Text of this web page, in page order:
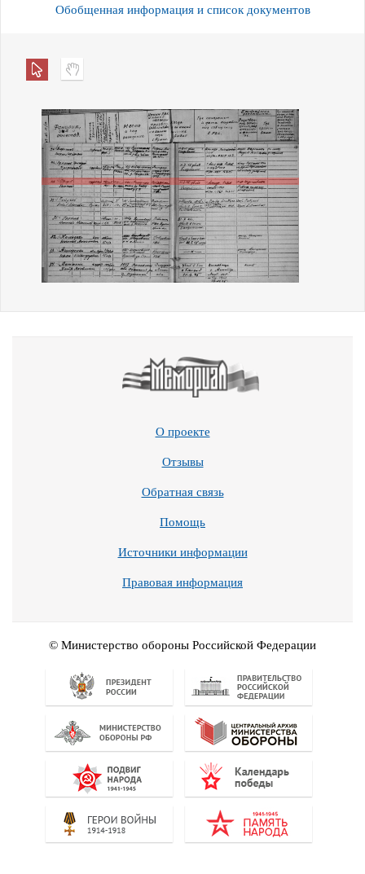
Обобщенная информация и список документов
О проекте
Отзывы
Обратная связь
Помощь
Источники информации
Правовая информация
© Министерство обороны Российской Федерации